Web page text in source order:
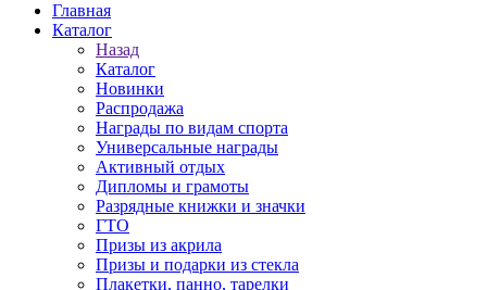
Главная
Каталог
Назад
Каталог
Новинки
Распродажа
Награды по видам спорта
Универсальные награды
Активный отдых
Дипломы и грамоты
Разрядные книжки и значки
ГТО
Призы из акрила
Призы и подарки из стекла
Плакетки, панно, тарелки